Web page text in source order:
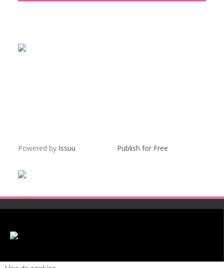
Powered by Issuu Publish for Free